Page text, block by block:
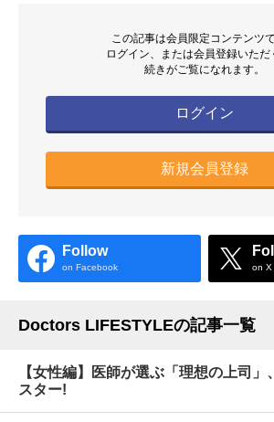
この記事は会員限定コンテンツで
ログイン、または会員登録いただ
続きがご覧になれます。
ログイン
新規会員登録
Follow
on Facebook on X
Doctors LIFESTYLEの記事一覧
【女性編】医師が選ぶ「理想の上司
スター!